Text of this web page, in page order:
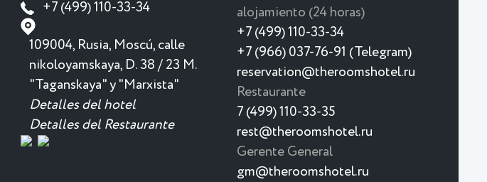
+7 (499) 110-33-34
109004, Rusia, Moscú, calle
nikoloyamskaya, D. 38 / 23 M.
"Taganskaya" y "Marxista"
Detalles del hotel
Detalles del Restaurante
alojamiento (24 horas)
+7 (499) 110-33-34
+7 (966) 037-76-91 (Telegram)
reservation@theroomshotel.ru
Restaurante
7 (499) 110-33-35
rest@theroomshotel.ru
Gerente General
gm@theroomshotel.ru